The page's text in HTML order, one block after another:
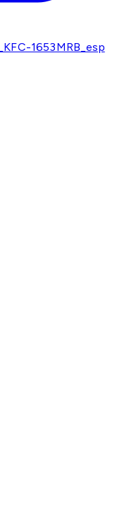
1653MRB_esp